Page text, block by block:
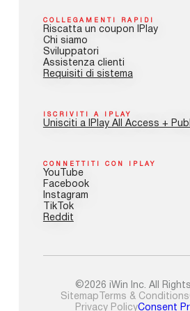
COLLEGAMENTI RAPIDI
Riscatta un coupon IPlay
Chi siamo
Sviluppatori
Assistenza clienti
Requisiti di sistema
ISCRIVITI A IPLAY
Unisciti a IPlay All Access +
CONNETTITI CON IPLAY
YouTube
Facebook
Instagram
TikTok
Reddit
©2026 iWin Inc. All
Sitemap Terms & Conditions
Privacy PolicyConsent